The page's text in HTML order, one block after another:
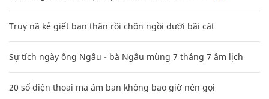
Truy nã kẻ giết bạn thân rồi chôn ngồi dưới bãi cát
Sự tích ngày ông Ngâu - bà Ngâu mùng 7 tháng 7 âm lịch
20 số điện thoại ma ám bạn không bao giờ nên gọi